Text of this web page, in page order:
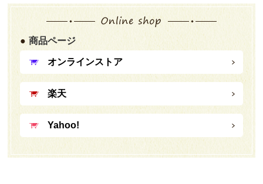
商品ページ
オンラインストア
楽天
Yahoo!